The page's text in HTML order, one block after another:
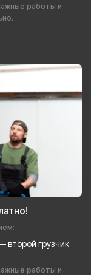
работы и
второй грузчик
работы и